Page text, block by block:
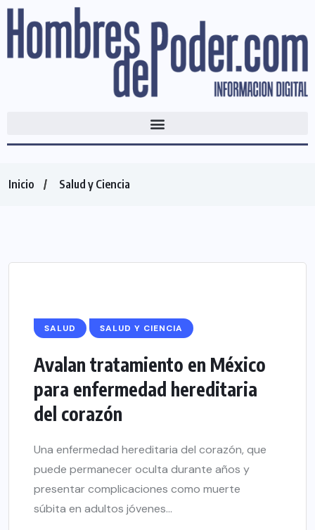
Inicio Salud y Ciencia
SALUD SALUD Y CIENCIA
Avalan tratamiento en México
para enfermedad hereditaria
del corazón
Una enfermedad hereditaria del corazón, que
puede permanecer oculta durante años y
presentar complicaciones como muerte
súbita en adultos jóvenes...